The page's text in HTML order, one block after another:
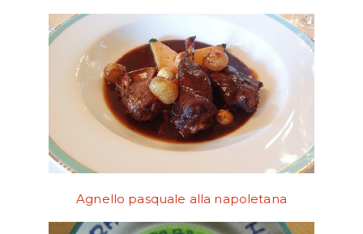
Agnello pasquale alla napoletana